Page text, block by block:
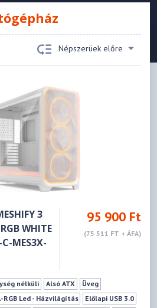
Népszerüek előre
3
WHITE
MES3X-
95 900 Ft
(75 511 FT + ÁFA)
nélküli Alsó ATX
Üveg
RGB Led - Házvilágítás
Előlapi USB 3.0